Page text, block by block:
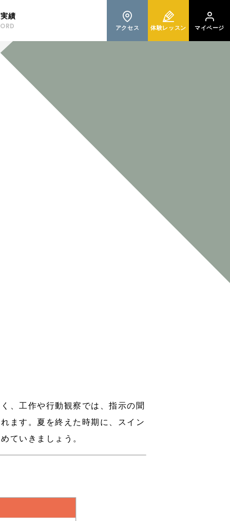
績
アクセス 体験レッスン マイページ
、工作や行動観察では、指示の聞
ます。夏を終えた時期に、スイン
ていきましょう。